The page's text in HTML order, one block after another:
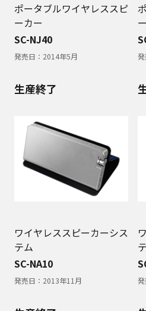
ポータブルワイヤレススピ
ーカー
SC-NJ40
発売日： 2014年5月 発
生産終了
ワイヤレススピーカーシス
テム
SC-NA10
発売日： 2013年11月 発